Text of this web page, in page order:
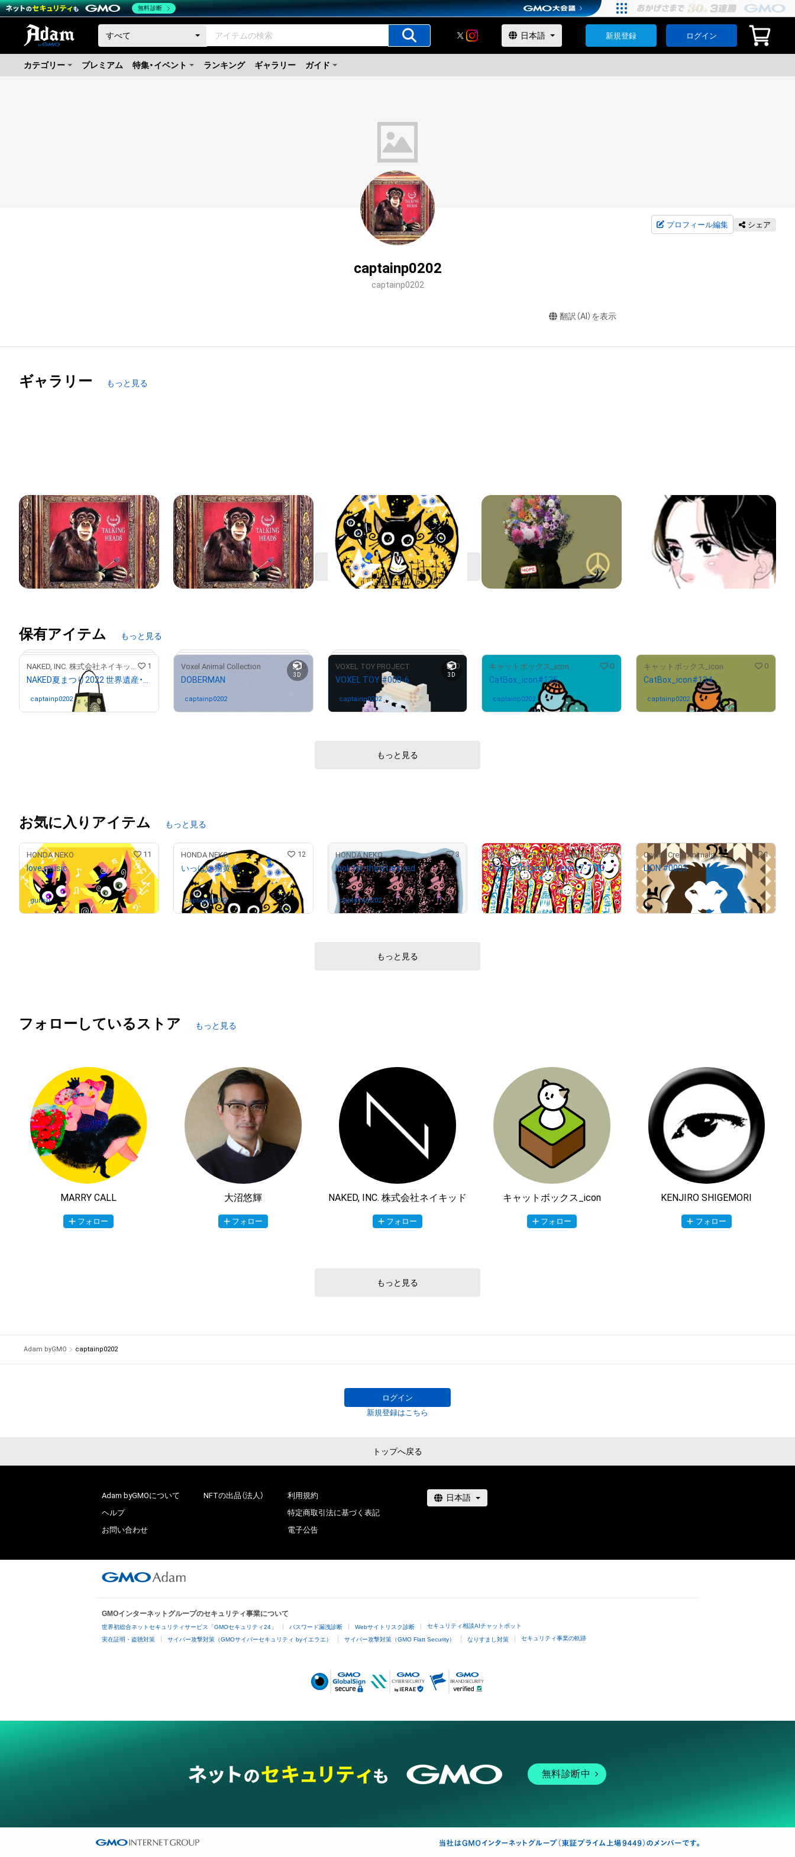
新規登録 ログイン
カテゴリー プレミアム 特集・イベント ランキング ギャラリー ガイド
プロフィール編集 シェア
captainp0202
captainp0202
翻訳（AI）を表示
ギャラリー もっと見る
captainp0202
HIP HOP Naikaku & Collection
captainp0202
Marine Creatures
captainp0202
cat collection
captainp0202
Crypto Flower Head collection
captainp0202
manga anime collection
もっと見る
保有アイテム もっと見る
NAKED, INC. 株式会社ネイキッド 1
captainp0202さんが保有中
3D
Voxel Animal Collection 0
DOBERMAN
captainp0202
3D
VOXEL TOY PROJECT 0
VOXEL TOY #000-6
captainp0202 さんが保有中
キャットボックス_icon 0
CatBox_icon#135
captainp0202 さんが保有中
キャットボックス_icon 0
CatBox_icon#134
captainp0202 さんが保有中
もっと見る
お気に入りアイテム もっと見る
HONDA NEKO 11
love music
gurisuさんが保有中
HONDA NEKO 12
いっぱい猫黄色
captainp0202さんが保有中
HONDA NEKO 3
look for the stars red
captainp0202さんが保有中
支援型NFT TriARTs by SocialCompass 5
Our earth family_series7-7/10
¥20,000
Crypto Crest Animals 1
LION #0003
¥5,000
売出し（初回販売）
もっと見る
フォローしているストア もっと見る
MARRY CALL
フォロー
大沼悠輝
フォロー
NAKED, INC. 株式会社ネイキッド
フォロー
キャットボックス_icon
フォロー
KENJIRO SHIGEMORI
フォロー
もっと見る
Adam byGMO captainp0202
ログイン
新規登録はこちら
トップへ戻る
Adam byGMOについて
ヘルプ
お問い合わせ
NFTの出品（法人）
利用規約
特定商取引法に基づく表記
電子公告
GMOインターネットグループのセキュリティ事業について
世界初総合ネットセキュリティサービス「GMOセキュリティ24」 パスワード漏洩診断 Webサイトリスク診断 セキュリティ相談AIチャットボット
実在証明・盗聴対策 サイバー攻撃対策（GMOサイバーセキュリティ byイエラエ） サイバー攻撃対策（GMO Flatt Security） なりすまし対策 セキュリティ事業の軌跡
無料診断中
無料診断